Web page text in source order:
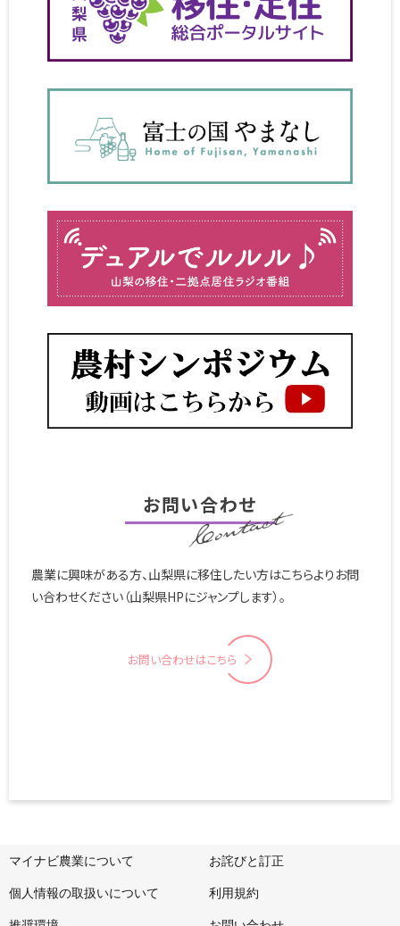
お問い合わせ
農業に興味がある方、山梨県に移住したい方はこちらよりお問
い合わせください（山梨県HPにジャンプします）。
お問い合わせはこちら
マイナビ農業について お詫びと訂正
個人情報の取扱いについて 利用規約